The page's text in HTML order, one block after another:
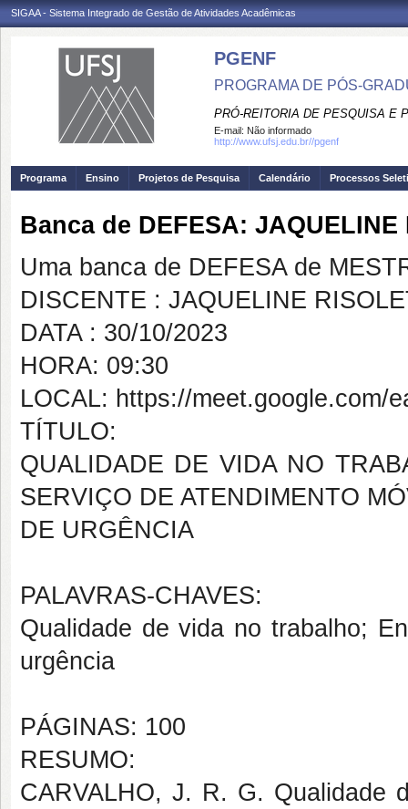
SIGAA - Sistema Integrado de Gestão de Atividades Acadêmicas
PGENF
PROGRAMA DE PÓS-
PRÓ-REITORIA DE PESQUISA E
E-mail: Não informado
http://www.ufsj.edu.br//pgenf
Programa Ensino Projetos de Pesquisa Calendário Processos
Banca de DEFESA: JAQUELINE
Uma banca de DEFESA de
DISCENTE : JAQUELINE
DATA : 30/10/2023
HORA: 09:30
LOCAL: https://meet.google.com/
TÍTULO:
QUALIDADE DE VIDA NO
SERVIÇO DE ATENDIMENTO
DE URGÊNCIA
PALAVRAS-CHAVES:
Qualidade de vida no trabalho;
urgência
PÁGINAS: 100
RESUMO:
CARVALHO, J. R. G. Qualidade